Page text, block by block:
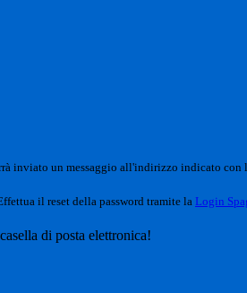
inviato un messaggio all'indirizzo indicato con
il reset della password tramite la Login
di posta elettronica!